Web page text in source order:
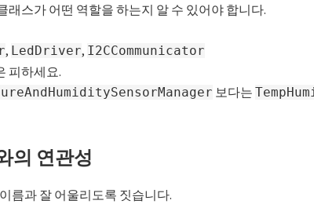
래스가 어떤 역할을 하는지 알 수 있어야 합니다.
, LedDriver, I2CCommunicator
피하세요.
보다는
의 연관성
름과 잘 어울리도록 짓습니다.